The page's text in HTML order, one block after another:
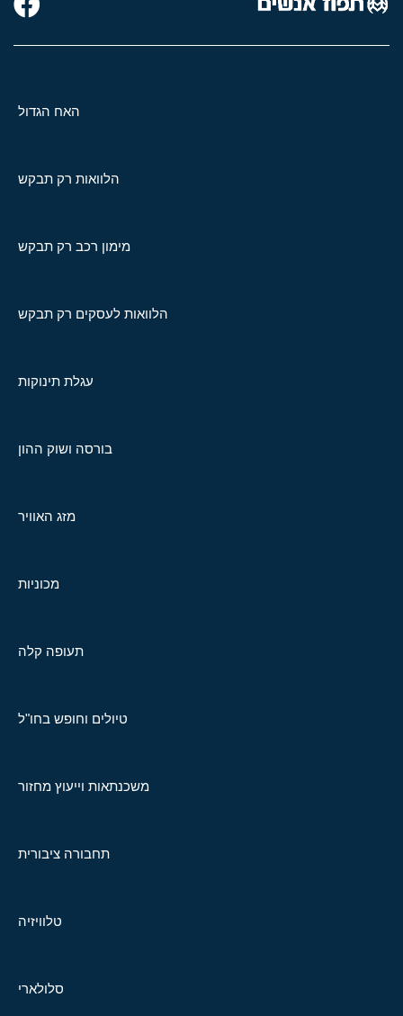
האח הגדול
הלוואות רק תבקש
מימון רכב רק תבקש
הלוואות לעסקים רק תבקש
עגלת תינוקות
בורסה ושוק ההון
מזג האוויר
מכוניות
תעופה קלה
טיולים וחופש בחו"ל
משכנתאות וייעוץ מחזור
תחבורה ציבורית
טלוויזיה
סלולארי